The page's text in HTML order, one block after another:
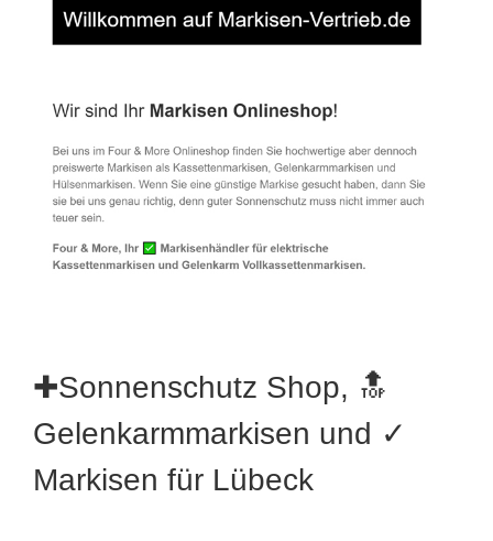
✚Sonnenschutz Shop, 🔝
Gelenkarmmarkisen und ✓
Markisen für Lübeck